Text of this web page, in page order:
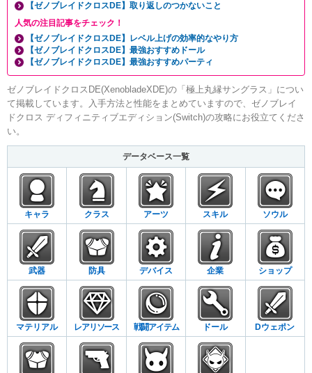
【ゼノブレイドクロスDE】取り返しのつかないこと
人気の注目記事をチェック！
【ゼノブレイドクロスDE】レベル上げの効率的なやり方
【ゼノブレイドクロスDE】最強おすすめドール
【ゼノブレイドクロスDE】最強おすすめパーティ
ゼノブレイドクロスDE(XenobladeXDE)の「極上丸縁サングラス」につい
て掲載しています。入手方法と性能をまとめていますので、ゼノブレイ
ドクロス ディフィニティブエディション(Switch)の攻略にお役立てくださ
い。
データベース一覧
キャラ クラス アーツ スキル ソウル
武器 防具 デバイス 企業 ショップ
マテリアル レアリソース 戦闘アイテム ドール Dウェポン